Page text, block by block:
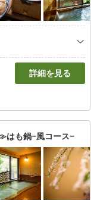
詳細を見る
はも鍋−風コース−